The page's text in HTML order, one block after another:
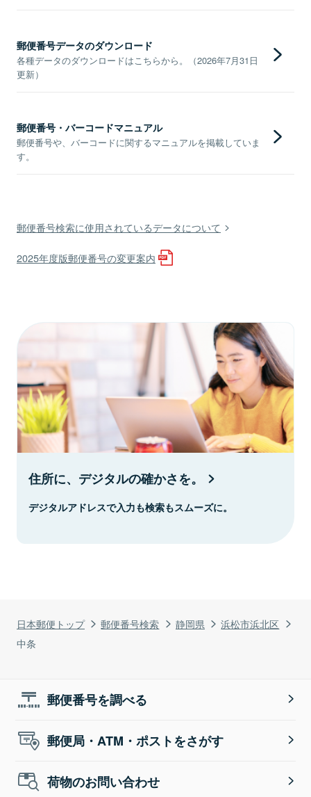
日本郵便トップ 郵便番号検索 静岡県
浜松市浜北区
中条
郵便番号データのダウンロード
各種データのダウンロードはこちらから。（2026年7月31日
更新）
郵便番号・バーコードマニュアル
郵便番号や、バーコードに関するマニュアルを掲載していま
す。
郵便番号検索に使用されているデータについて
2025年度版郵便番号の変更案内
住所に、デジタルの確かさを。
デジタルアドレスで入力も検索もスムーズに。
郵便番号を調べる
郵便局・ATM・ポストをさがす
荷物のお問い合わせ